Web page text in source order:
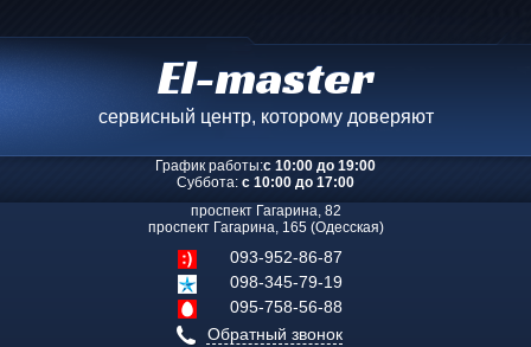
El-master
сервисный центр, которому доверяют
График работы:с 10:00 до 19:00
Суббота: с 10:00 до 17:00
проспект Гагарина, 82
проспект Гагарина, 165 (Одесская)
093-952-86-87
098-345-79-19
095-758-56-88
Обратный звонок